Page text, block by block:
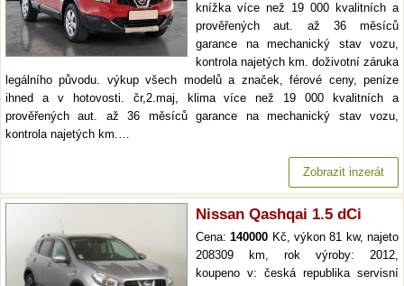
knížka více než 19 000 kvalitních a
prověřených aut. až 36 měsíců
garance na mechanický stav vozu,
kontrola najetých km. doživotní záruka
legálního původu. výkup všech modelů a značek, férové ceny, peníze
ihned a v hotovosti. čr,2.maj, klima více než 19 000 kvalitních a
prověřených aut. až 36 měsíců garance na mechanický stav vozu,
kontrola najetých km.…
Zobrazit inzerát
Nissan Qashqai 1.5 dCi
Cena:140000 Kč, výkon 81 kw, najeto
208309 km, rok výroby: 2012,
koupeno v: česká republika servisní